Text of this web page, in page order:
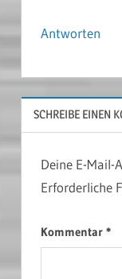
Antworten
SCHREIBE EINEN
Deine E-Mail-
Erforderliche
Kommentar *